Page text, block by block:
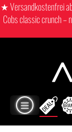
★ Versandkostenfrei
Cobs classic crunch –